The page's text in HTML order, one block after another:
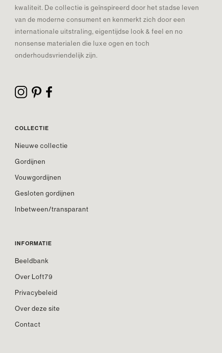
kwaliteit. De collectie is geïnspireerd door het stadse leven
van de moderne consument en kenmerkt zich door een
internationale uitstraling, eigentijdse look & feel en no
nonsense materialen die luxe ogen en toch
onderhoudsvriendelijk zijn.
COLLECTIE
Nieuwe collectie
Gordijnen
Vouwgordijnen
Gesloten gordijnen
Inbetween/transparant
INFORMATIE
Beeldbank
Over Loft79
Privacybeleid
Over deze site
Contact